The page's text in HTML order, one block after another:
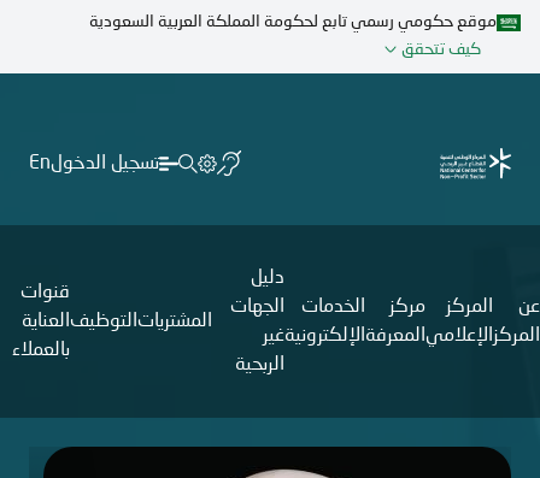
تجاوز
المحتوى
موقع حكومي رسمي تابع لحكومة المملكة العربية السعودية
كيف تتحقق
تسجيل الدخولEn
عن
المركز
المركز
الإعلامي
مركز
المعرفة
الخدمات
الإلكترونية
دليل
الجهات
غير
الربحية
المشتريات التوظيف
قنوات
العناية
بالعملاء